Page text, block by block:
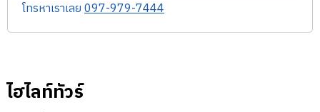
โทรหาเราเลย097-979-7444
ไฮไลท์ทัวร์